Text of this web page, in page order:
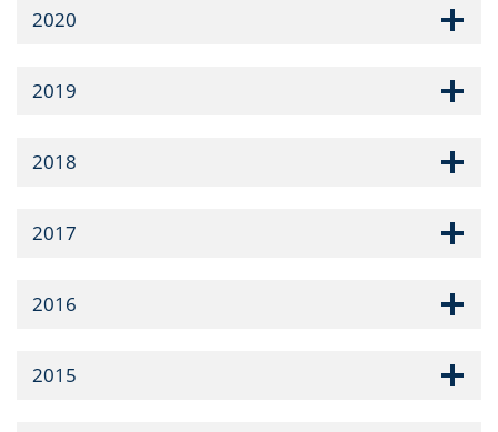
2020
2019
2018
2017
2016
2015